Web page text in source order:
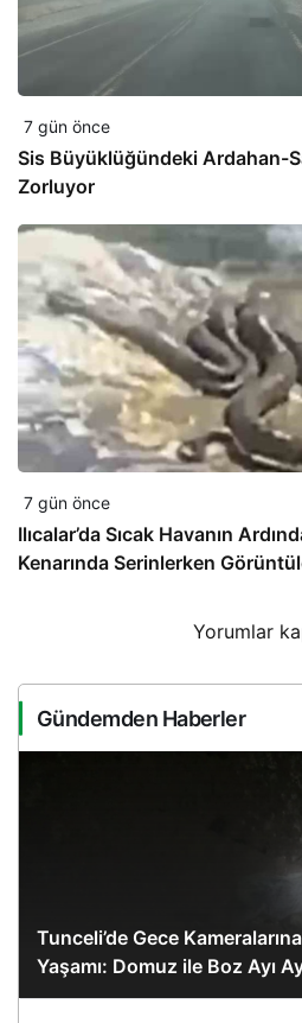
7 gün önce
Sis Büyüklüğündeki Ardahan-
Zorluyor
7 gün önce
Ilıcalar’da Sıcak Havanın
Kenarında Serinlerken
Yorumlar
Gündemden Haberler
Tunceli’de Gece
Yaşamı: Domuz ile Boz Ayı